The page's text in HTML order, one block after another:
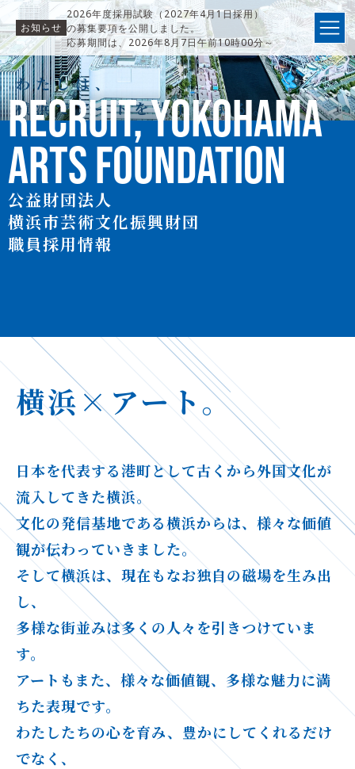
お知らせ
2026年度採用試験（2027年4月1日採用）
の募集要項を公開しました。
応募期間は、2026年8月7日午前10時00分～
31日午前9時59分までです。
RECRUIT,YOKOHAMA
ARTS FOUNDATION
公益財団法人
横浜市芸術文化振興財団
職員採用情報
わたしは、
横浜でアートを仕事にする。
横浜×アート。
日本を代表する港町として古くから外国文化が
流入してきた横浜。
文化の発信基地である横浜からは、様々な価値
観が伝わっていきました。
そして横浜は、現在もなお独自の磁場を生み出
し、
多様な街並みは多くの人々を引きつけていま
す。
アートもまた、様々な価値観、多様な魅力に満
ちた表現です。
わたしたちの心を育み、豊かにしてくれるだけ
でなく、